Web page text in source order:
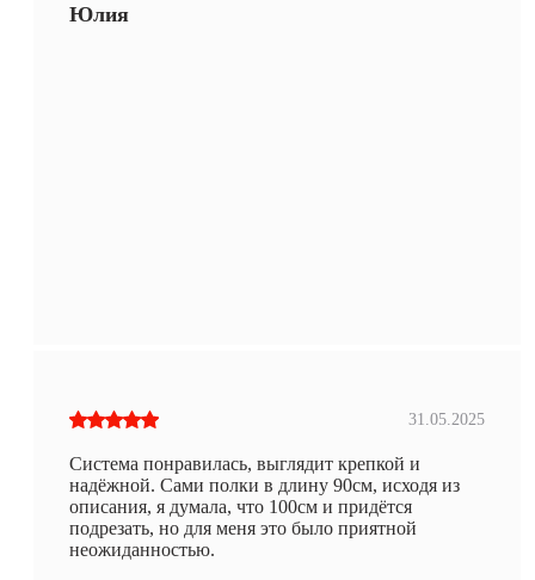
Юлия
31.05.2025
Система понравилась, выглядит крепкой и
надёжной. Сами полки в длину 90см, исходя из
описания, я думала, что 100см и придётся
подрезать, но для меня это было приятной
неожиданностью.